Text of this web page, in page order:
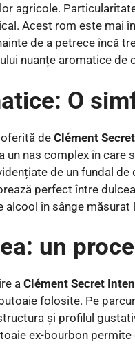
agricole.
Acest rom este mai
de a petrece încă
nuanțe aromatice de
O
de Clément
un nas complex în
de un fundal
perfect între
în sânge măsurat
un
a Clément Secret
folosite. Pe
și profilul
ex-bourbon